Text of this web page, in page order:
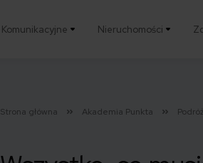
Komunikacyjne Nieruchomości
Strona główna Akademia Punkta